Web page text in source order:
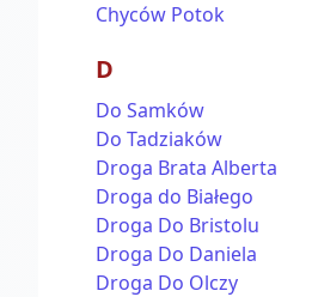
Chyców Potok
D
Do Samków
Do Tadziaków
Droga Brata Alberta
Droga do Białego
Droga Do Bristolu
Droga Do Daniela
Droga Do Olczy